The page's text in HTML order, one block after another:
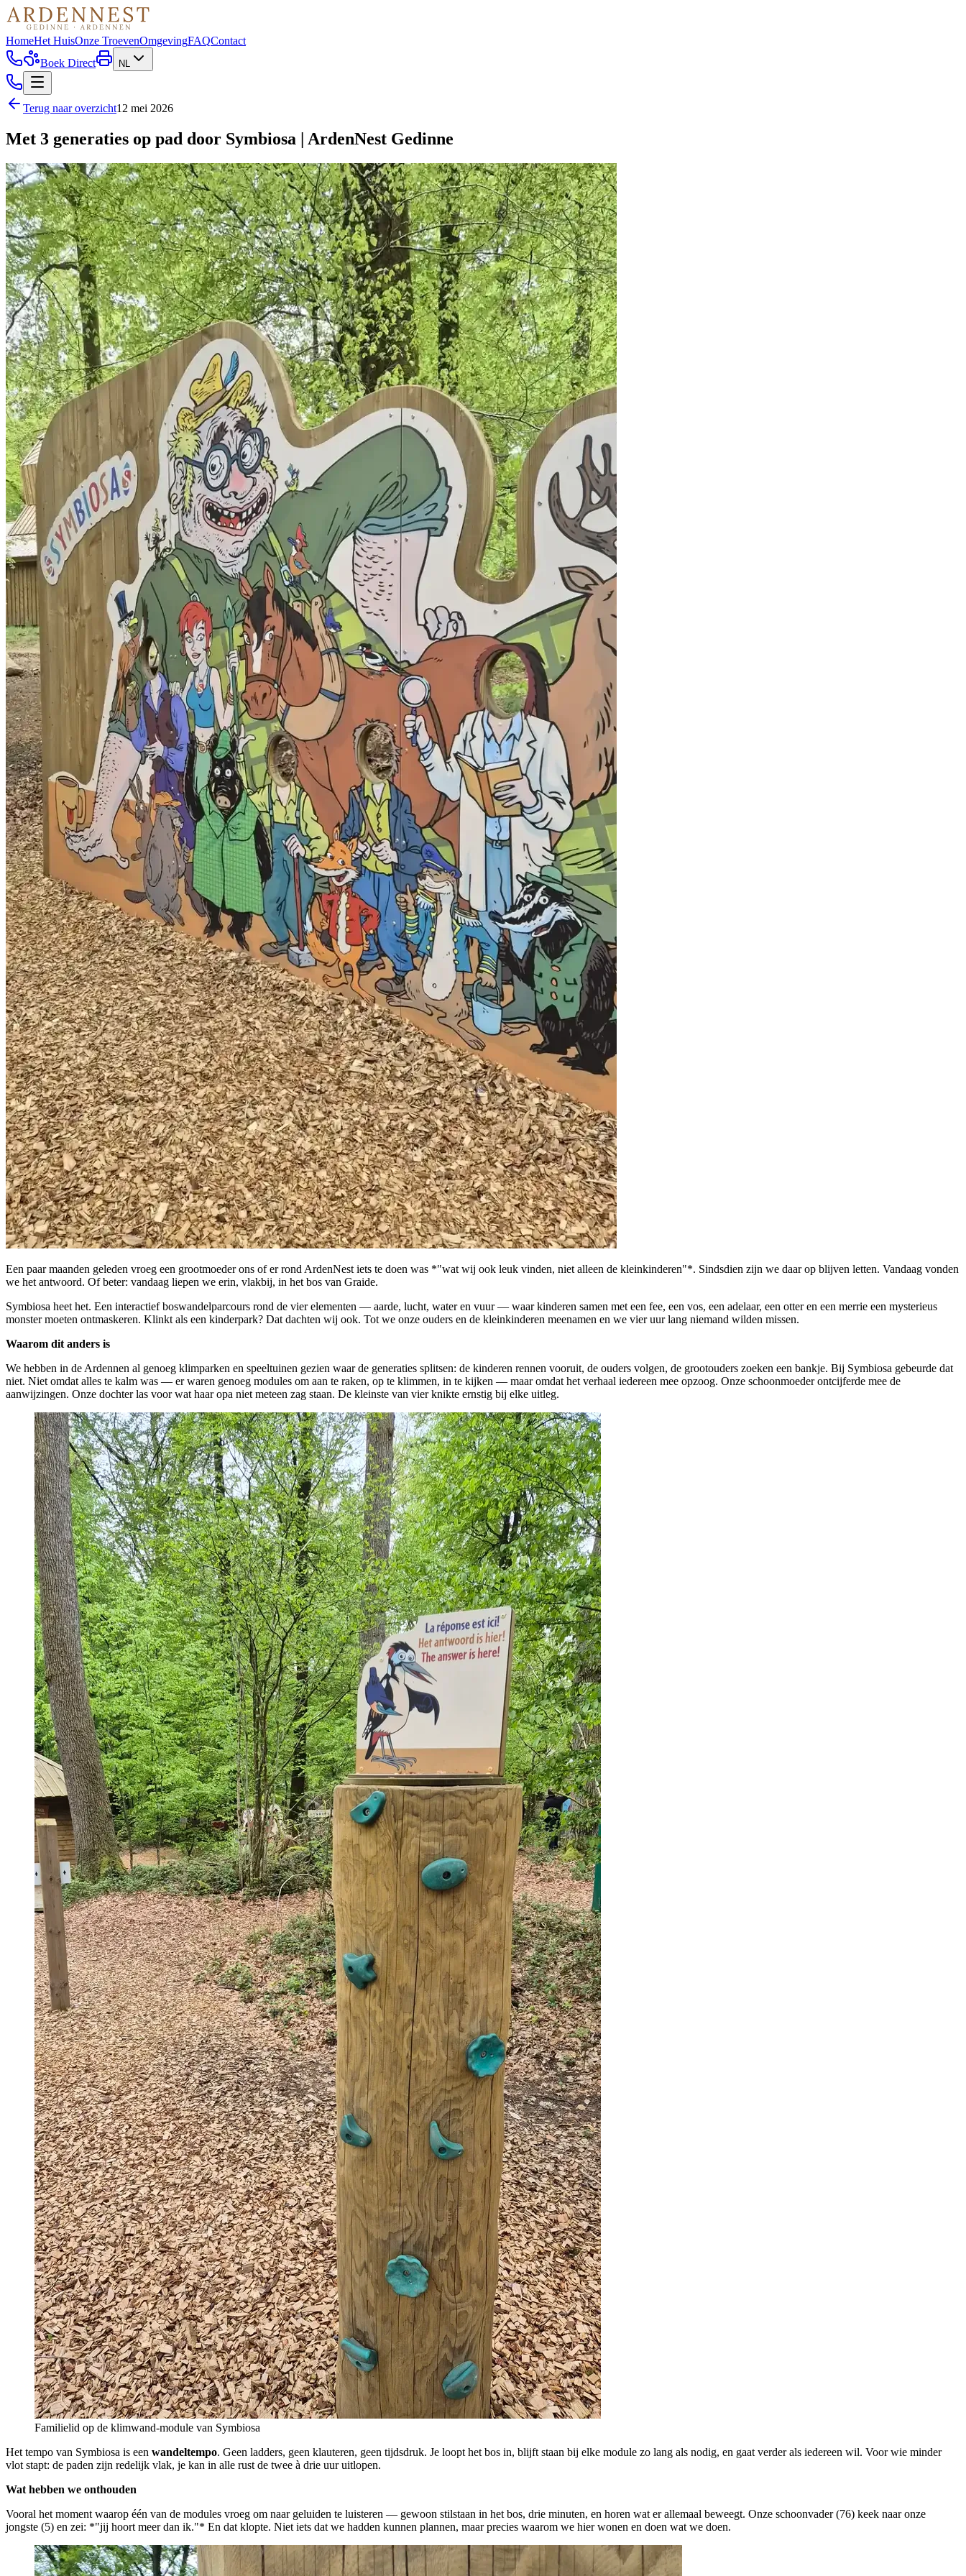
HomeHet HuisOnze TroevenOmgevingFAQContact
Boek Direct
NL
Terug naar overzicht12 mei 2026
Met 3 generaties op pad door Symbiosa | ArdenNest Gedinne
Een paar maanden geleden vroeg een grootmoeder ons of er rond ArdenNest iets te doen was *"wat wij ook leuk vinden, niet alleen de kleinkinderen"*. Sindsdien zijn we daar op blijven letten. Vandaag vonden
we het antwoord. Of beter: vandaag liepen we erin, vlakbij, in het bos van Graide.
Symbiosa heet het. Een interactief boswandelparcours rond de vier elementen — aarde, lucht, water en vuur — waar kinderen samen met een fee, een vos, een adelaar, een otter en een merrie een mysterieus
monster moeten ontmaskeren. Klinkt als een kinderpark? Dat dachten wij ook. Tot we onze ouders en de kleinkinderen meenamen en we vier uur lang niemand wilden missen.
Waarom dit anders is
We hebben in de Ardennen al genoeg klimparken en speeltuinen gezien waar de generaties splitsen: de kinderen rennen vooruit, de ouders volgen, de grootouders zoeken een bankje. Bij Symbiosa gebeurde dat
niet. Niet omdat alles te kalm was — er waren genoeg modules om aan te raken, op te klimmen, in te kijken — maar omdat het verhaal iedereen mee opzoog. Onze schoonmoeder ontcijferde mee de
aanwijzingen. Onze dochter las voor wat haar opa niet meteen zag staan. De kleinste van vier knikte ernstig bij elke uitleg.
Familielid op de klimwand-module van Symbiosa
Het tempo van Symbiosa is een wandeltempo. Geen ladders, geen klauteren, geen tijdsdruk. Je loopt het bos in, blijft staan bij elke module zo lang als nodig, en gaat verder als iedereen wil. Voor wie minder
vlot stapt: de paden zijn redelijk vlak, je kan in alle rust de twee à drie uur uitlopen.
Wat hebben we onthouden
Vooral het moment waarop één van de modules vroeg om naar geluiden te luisteren — gewoon stilstaan in het bos, drie minuten, en horen wat er allemaal beweegt. Onze schoonvader (76) keek naar onze
jongste (5) en zei: *"jij hoort meer dan ik."* En dat klopte. Niet iets dat we hadden kunnen plannen, maar precies waarom we hier wonen en doen wat we doen.